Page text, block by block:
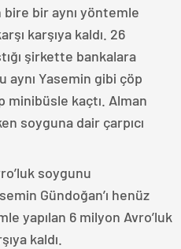
bir aynı yöntemle
karşıya kaldı. 26
şirkette bankalara
aynı Yasemin gibi çöp
minibüsle kaçtı. Alman
soyguna dair çarpıcı
soygunu
Gündoğan’ı henüz
yapılan 6 milyon Avro’luk
kaldı.